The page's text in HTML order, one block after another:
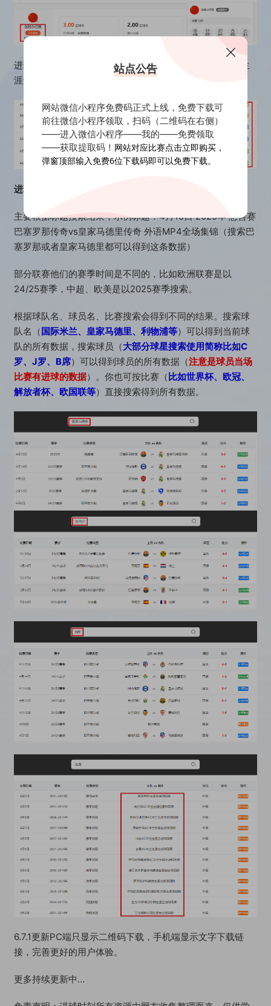
进球时刻包含全场集锦、全场回放、联赛精华集锦、球员生
涯进球四大类录像回放集锦下载。
进球时刻如何搜索：
主要根据标题搜索结果，示例标题：4月15日 2025年 慈善赛
巴塞罗那传奇vs皇家马德里传奇 外语MP4全场集锦（搜索巴
塞罗那或者皇家马德里都可以得到这条数据）
部分联赛他们的赛季时间是不同的，比如欧洲联赛是以
24/25赛季，中超、欧美是以2025赛季搜索。
根据球队名、球员名、比赛搜索会得到不同的结果。搜索球
队名（国际米兰、皇家马德里、利物浦等）可以得到当前球
队的所有数据，搜索球员（大部分球星搜索使用简称比如C
罗、J罗、B席）可以得到球员的所有数据（注意是球员当场
比赛有进球的数据）。你也可按比赛（比如世界杯、欧冠、
解放者杯、欧国联等）直接搜索得到所有数据。
6.7.1更新PC端只显示二维码下载，手机端显示文字下载链
接，完善更好的用户体验。
更多持续更新中…
站点公告
网站微信小程序免费码正式上线，免费下载可
前往微信小程序领取，扫码（二维码在右侧）
——进入微信小程序——我的——免费领取
——获取提取码！ 网站对应比赛点击立即购买，
弹窗顶部输入免费6位下载码即可以免费下载。